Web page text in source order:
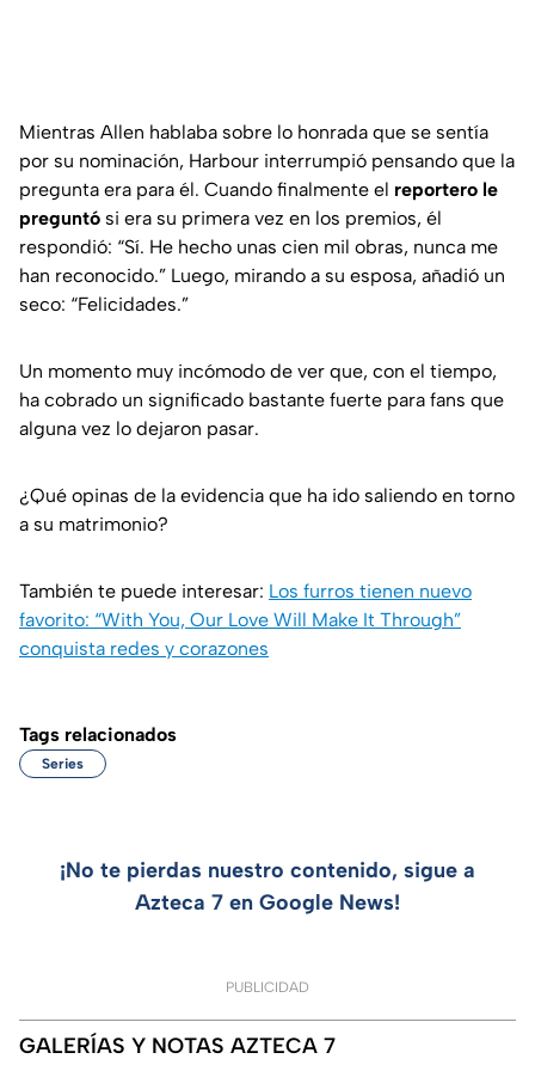
Mientras Allen hablaba sobre lo honrada que se sentía
por su nominación, Harbour interrumpió pensando que la
pregunta era para él. Cuando finalmente el reportero le
preguntó si era su primera vez en los premios, él
respondió: “Sí. He hecho unas cien mil obras, nunca me
han reconocido.” Luego, mirando a su esposa, añadió un
seco: “Felicidades.”
Un momento muy incómodo de ver que, con el tiempo,
ha cobrado un significado bastante fuerte para fans que
alguna vez lo dejaron pasar.
¿Qué opinas de la evidencia que ha ido saliendo en torno
a su matrimonio?
También te puede interesar: Los furros tienen nuevo
favorito: “With You, Our Love Will Make It Through”
conquista redes y corazones
Tags relacionados
Series
¡No te pierdas nuestro contenido, sigue a
Azteca 7 en Google News!
PUBLICIDAD
GALERÍAS Y NOTAS AZTECA 7